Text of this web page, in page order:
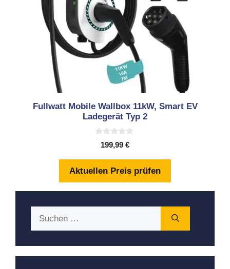
Fullwatt Mobile Wallbox 11kW, Smart EV
Ladegerät Typ 2
5
199,99 €
Aktuellen Preis prüfen